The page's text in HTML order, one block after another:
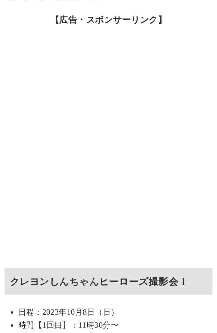
【広告・スポンサーリンク】
クレヨンしんちゃんヒーローズ撮影会！
日程：2023年10月8日（日）
時間【1回目】：11時30分〜